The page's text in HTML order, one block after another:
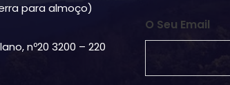
para almoço)
nº20 3200 – 220
O Seu Email